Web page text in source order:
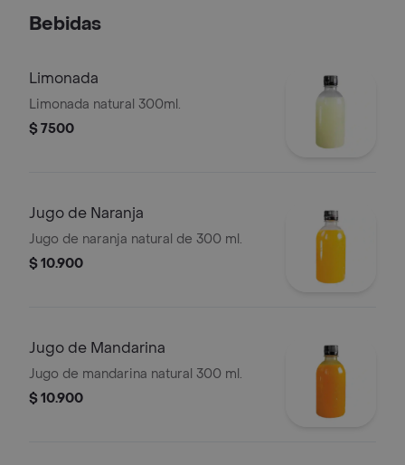
Bebidas
Limonada
Limonada natural 300ml.
$ 7500
Jugo de Naranja
Jugo de naranja natural de 300 ml.
$ 10.900
Jugo de Mandarina
Jugo de mandarina natural 300 ml.
$ 10.900